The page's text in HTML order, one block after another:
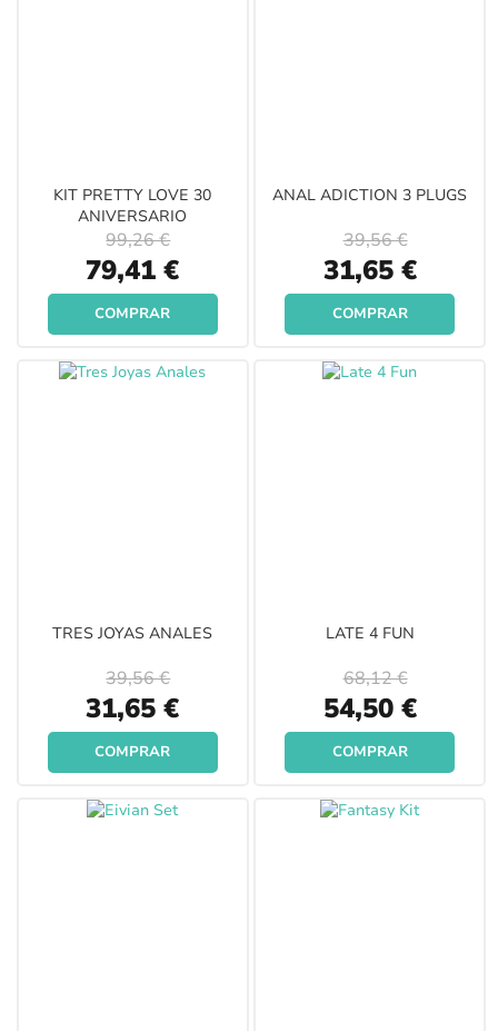
KIT PRETTY LOVE 30
ANIVERSARIO
Special
Price
79,41 €
99,26 €
COMPRAR
ANAL ADICTION 3 PLUGS
Special
Price
31,65 €
39,56 €
COMPRAR
TRES JOYAS ANALES
Special
Price
31,65 €
39,56 €
COMPRAR
LATE 4 FUN
Special
Price
54,50 €
68,12 €
COMPRAR